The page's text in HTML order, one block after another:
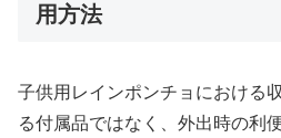
用方法
子供用レインポンチョにおける
る付属品ではなく、外出時の利